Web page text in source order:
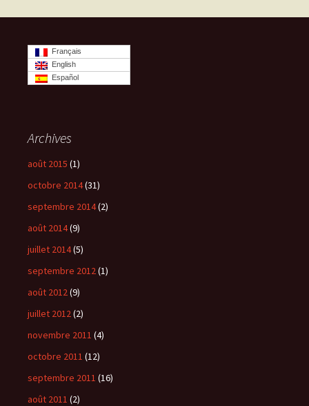
des
articles
Français
English
Español
Archives
août 2015 (1)
octobre 2014(31)
septembre 2014(2)
août 2014(9)
juillet 2014(5)
septembre 2012(1)
août 2012(9)
juillet 2012(2)
novembre 2011 (4)
octobre 2011 (12)
septembre 2011 (16)
août 2011 (2)